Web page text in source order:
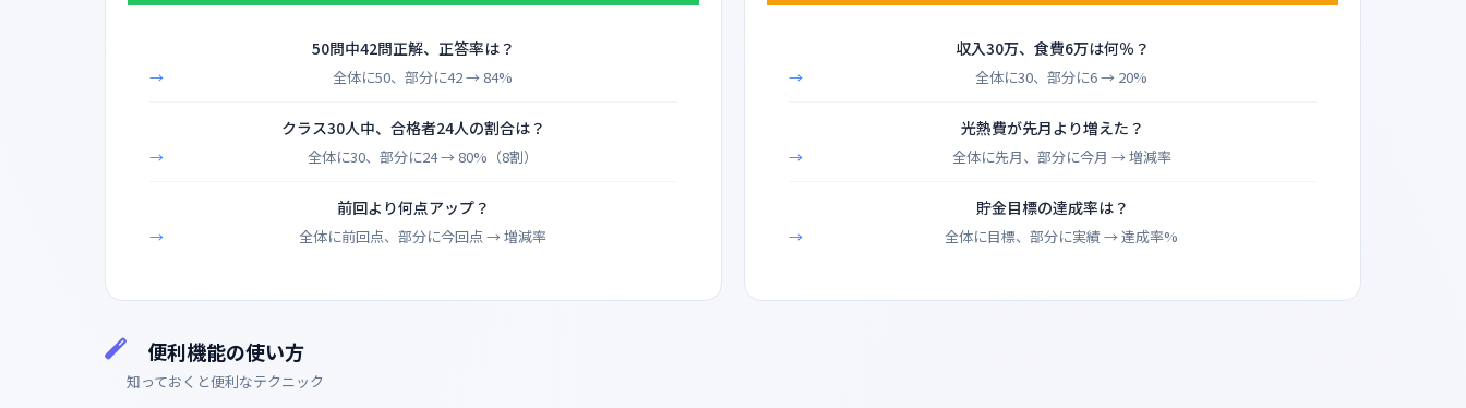
50問中42問正解、正答率は？
全体に50、部分に42 → 84%
クラス30人中、合格者24人の割合は？
全体に30、部分に24 → 80%（8割）
前回より何点アップ？
全体に前回点、部分に今回点 → 増減率
収入30万、食費6万は何％？
全体に30、部分に6 → 20%
光熱費が先月より増えた？
全体に先月、部分に今月 → 増減率
貯金目標の達成率は？
全体に目標、部分に実績 → 達成率%
便利機能の使い方
知っておくと便利なテクニック